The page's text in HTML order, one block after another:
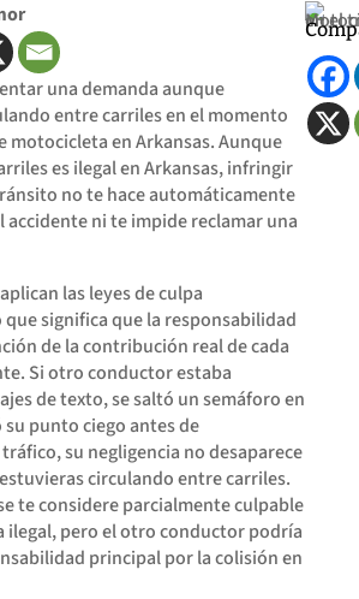
una demanda aunque
entre carriles en el momento
motocicleta en Arkansas. Aunque
es ilegal en Arkansas, infringir
no te hace automáticamente
accidente ni te impide reclamar una
las leyes de culpa
significa que la responsabilidad
de la contribución real de cada
Si otro conductor estaba
de texto, se saltó un semáforo en
punto ciego antes de
su negligencia no desaparece
circulando entre carriles.
te considere parcialmente culpable
ilegal, pero el otro conductor podría
principal por la colisión en